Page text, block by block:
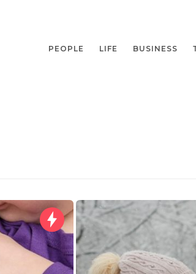
PEOPLE LIFE BUSINESS